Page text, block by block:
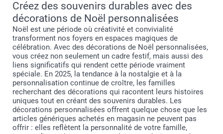
Créez des souvenirs durables avec des
décorations de Noël personnalisées
Noël est une période où créativité et convivialité
transforment nos foyers en espaces magiques de
célébration. Avec des décorations de Noël personnalisées,
vous créez non seulement un cadre festif, mais aussi des
liens significatifs qui rendent cette période vraiment
spéciale. En 2025, la tendance à la nostalgie et à la
personnalisation continue de croître, les familles
recherchant des décorations qui racontent leurs histoires
uniques tout en créant des souvenirs durables. Les
décorations personnalisées offrent quelque chose que les
articles génériques achetés en magasin ne peuvent pas
offrir : elles reflètent la personnalité de votre famille,